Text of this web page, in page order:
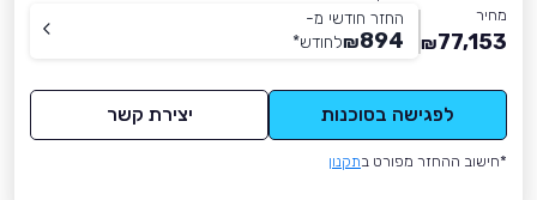
מחיר
77,153
₪
החזר חודשי מ-
894
₪לחודש*
לפגישה בסוכנות יצירת קשר
*חישוב ההחזר מפורט בתקנון